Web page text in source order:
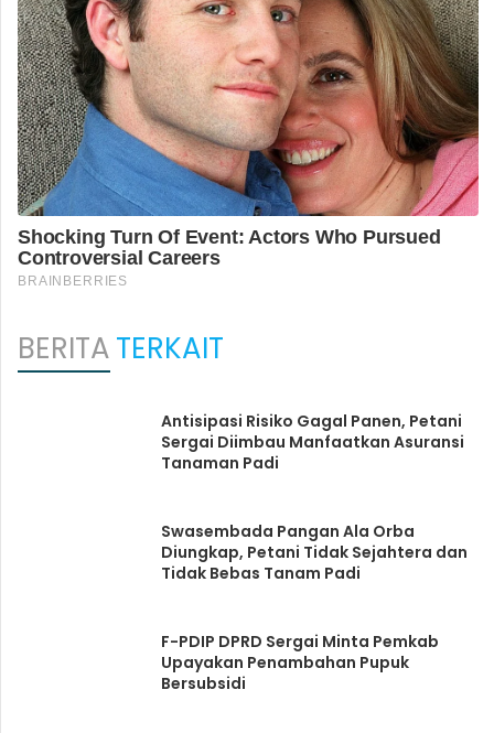
BERITATERKAIT
Antisipasi Risiko Gagal Panen, Petani
Sergai Diimbau Manfaatkan Asuransi
Tanaman Padi
Swasembada Pangan Ala Orba
Diungkap, Petani Tidak Sejahtera dan
Tidak Bebas Tanam Padi
F-PDIP DPRD Sergai Minta Pemkab
Upayakan Penambahan Pupuk
Bersubsidi